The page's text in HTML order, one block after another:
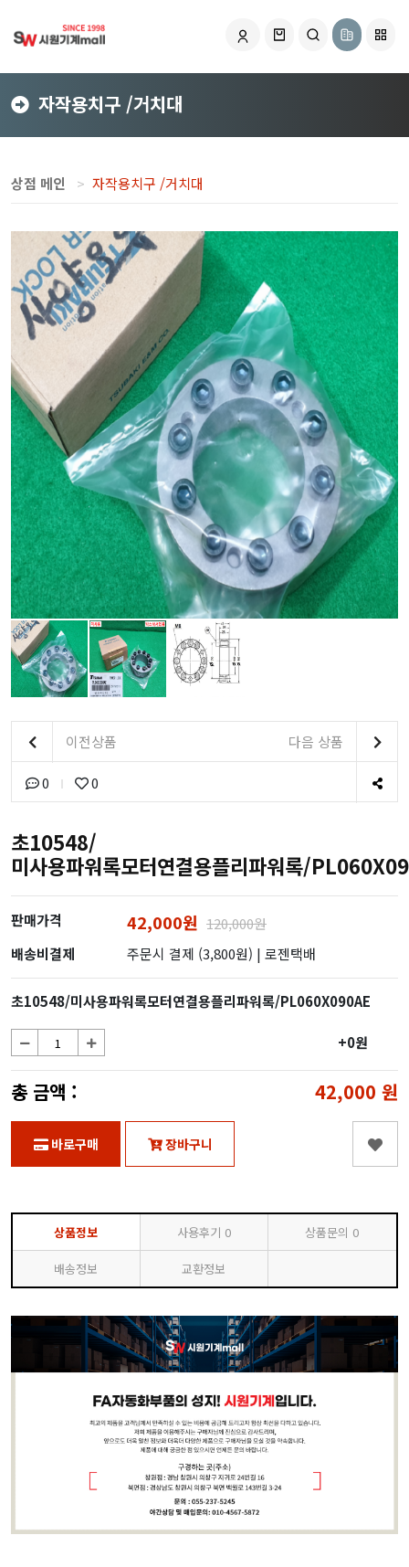
자작용치구 /거치대
상점 메인 자작용치구 /거치대
이전상품 다음 상품
0 0
초10548/
미사용파워록모터연결용플리파워록/
판매가격 42,000원 120,000원
배송비결제
주문시 결제 (3,800원) | 로젠택배
초10548/미사용파워록모터연결용플리파워록/PL060X090AE
+0원
총 금액 : 42,000 원
바로구매 장바구니
상품정보 사용후기 0 상품문의 0
배송정보 교환정보